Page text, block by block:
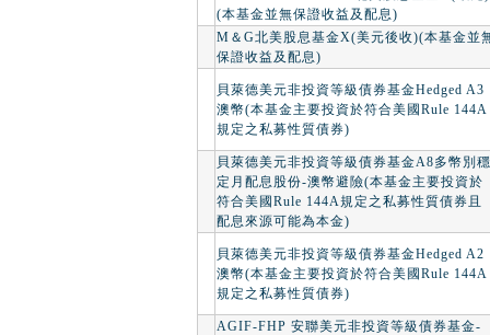
(本基金並無保證收益及配息)
M＆G北美股息基金X(美元後收)(本基金並
保證收益及配息)
貝萊德美元非投資等級債券基金Hedged A3
澳幣(本基金主要投資於符合美國Rule 144A
規定之私募性質債券)
貝萊德美元非投資等級債券基金A8多幣別穩
定月配息股份-澳幣避險(本基金主要投資於
符合美國Rule 144A規定之私募性質債券且
配息來源可能為本金)
貝萊德美元非投資等級債券基金Hedged A2
澳幣(本基金主要投資於符合美國Rule 144A
規定之私募性質債券)
AGIF-FHP 安聯美元非投資等級債券基金-